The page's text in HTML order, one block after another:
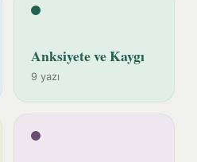
Anksiyete ve Kaygı
9 yazı